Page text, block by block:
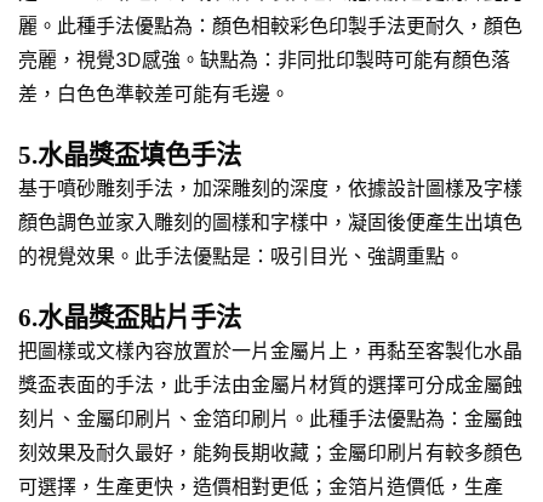
麗。此種手法優點為：顏色相較彩色印製手法更耐久，顏色
亮麗，視覺3D感強。缺點為：非同批印製時可能有顏色落
差，白色色準較差可能有毛邊。
5.水晶獎盃填色手法
基于噴砂雕刻手法，加深雕刻的深度，依據設計圖樣及字樣
顏色調色並家入雕刻的圖樣和字樣中，凝固後便產生出填色
的視覺效果。此手法優點是：吸引目光、強調重點。
6.水晶獎盃貼片手法
把圖樣或文樣內容放置於一片金屬片上，再黏至客製化水晶
獎盃表面的手法，此手法由金屬片材質的選擇可分成金屬蝕
刻片、金屬印刷片、金箔印刷片。此種手法優點為：金屬蝕
刻效果及耐久最好，能夠長期收藏；金屬印刷片有較多顏色
可選擇，生產更快，造價相對更低；金箔片造價低，生產